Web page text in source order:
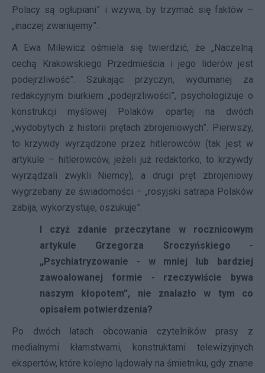
Polacy są ogłupiani” i wzywa, by trzymać się faktów –
„inaczej zwariujemy”.
A Ewa Milewicz ośmiela się twierdzić, że „Naczelną
cechą Krakowskiego Przedmieścia i jego liderów jest
podejrzliwość”. Szukając przyczyn, wydumanej za
redakcyjnym biurkiem „podejrzliwości”, psychologizuje o
konstrukcji myślowej Polaków opartej na dwóch
„wydobytych z historii prętach zbrojeniowych”. Pierwszy,
to krzywdy wyrządzone przez hitlerowców (tak jest w
artykule – hitlerowców, jeżeli już redaktorko, to krzywdy
wyrządzali zwykli Niemcy), a drugi pręt zbrojeniowy
wygrzebany ze świadomości – „rosyjski satrapa Polaków
zabija, wykorzystuje, oszukuje”.
I czyż zdanie przeczytane w rocznicowym
artykule Grzegorza Sroczyńskiego -
„Psychiatryzowanie - w mniej lub bardziej
zawoalowanej formie - rzeczywiście bywa
naszym kłopotem”, nie znalazło w tym co
opisałem potwierdzenia?
Po dwóch latach obcowania czytelników prasy z
medialnymi kłamstwami, konstruktami telewizyjnych
ekspertów, które kolejno lądowały na śmietniku, gdy znane